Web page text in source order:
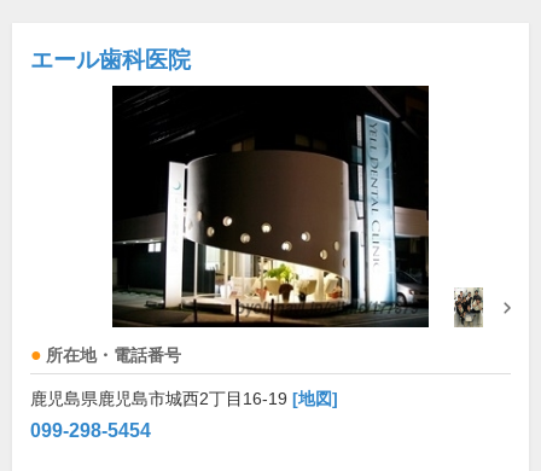
エール歯科医院
所在地・電話番号
鹿児島県鹿児島市城西2丁目16-19 [地図]
099-298-5454